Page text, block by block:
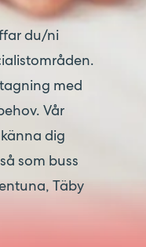
du/ni
med
Vår
dig
som buss
Täby